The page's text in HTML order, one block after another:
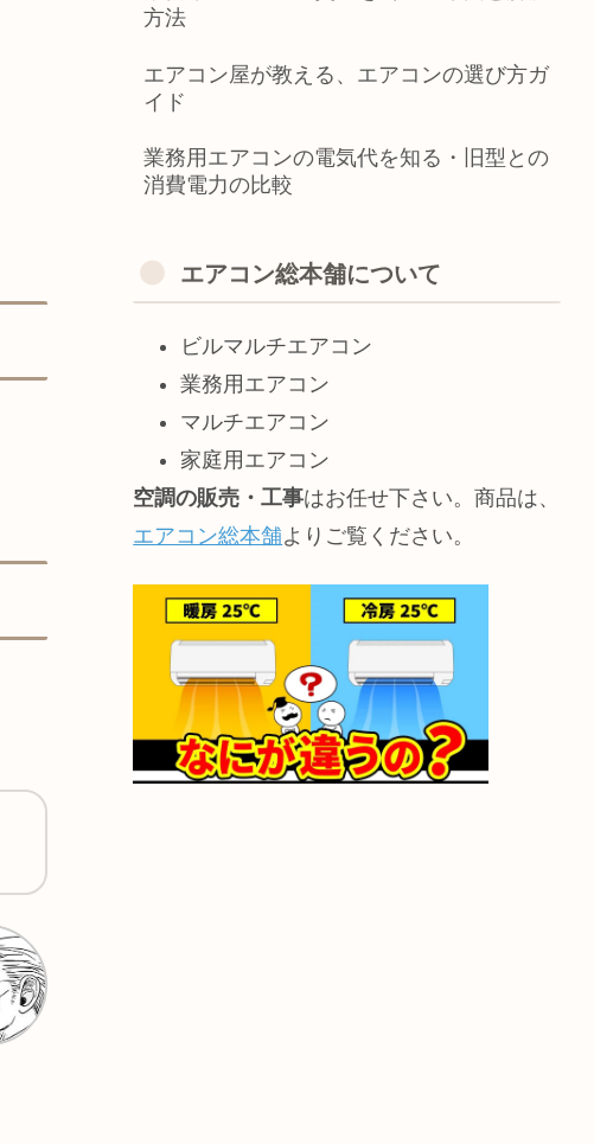
方法
エアコン屋が教える、エアコンの選び方ガ
イド
業務用エアコンの電気代を知る・旧型との
消費電力の比較
エアコン総本舗について
ビルマルチエアコン
業務用エアコン
マルチエアコン
家庭用エアコン
空調の販売・工事はお任せ下さい。商品は、
エアコン総本舗よりご覧ください。